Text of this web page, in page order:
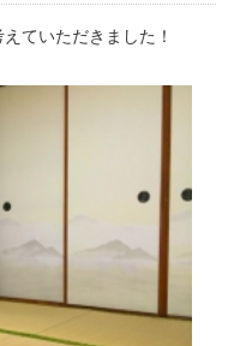
ていただきました！